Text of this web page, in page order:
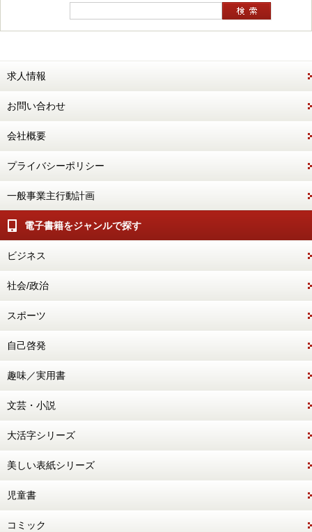
求人情報
お問い合わせ
会社概要
プライバシーポリシー
一般事業主行動計画
電子書籍をジャンルで探す
ビジネス
社会/政治
スポーツ
自己啓発
趣味／実用書
文芸・小説
大活字シリーズ
美しい表紙シリーズ
児童書
コミック